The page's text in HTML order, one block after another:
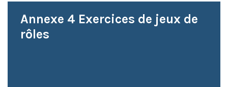
Annexe 4 Exercices de jeux de
rôles